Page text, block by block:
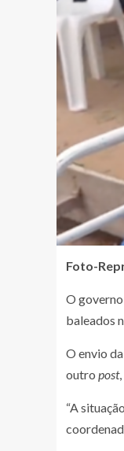
Foto-
O
baleados
O envio
outro post
“A